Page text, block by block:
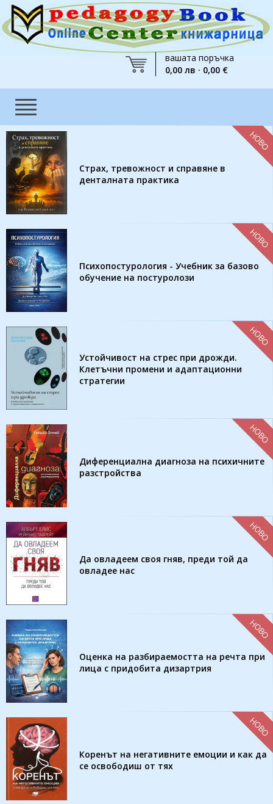
вашата поръчка
0,00 лв · 0,00 €
Страх, тревожност и справяне в
денталната практика
НОВО
Психопостурология - Учебник за базово
обучение на постуролози
НОВО
Устойчивост на стрес при дрожди.
Клетъчни промени и адаптационни
стратегии
НОВО
Диференциална диагноза на психичните
разстройства
НОВО
Да овладеем своя гняв, преди той да
овладее нас
НОВО
Оценка на разбираемостта на речта при
лица с придобита дизартрия
НОВО
Коренът на негативните емоции и как да
се освободиш от тях
НОВО